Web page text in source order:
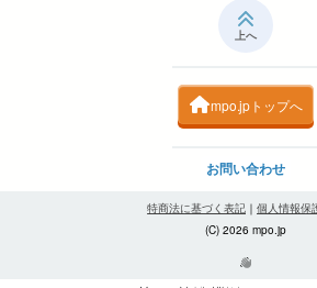
上へ
mpo.jpトップへ
お問い合わせ
特商法に基づく表記 ｜ 個人情報保
(C) 2026 mpo.jp